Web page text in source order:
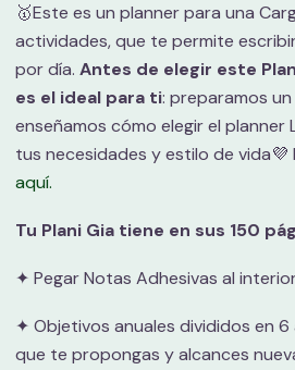
🥇Este es un planner para una
actividades, que te permite
por día. Antes de elegir este
es el ideal para ti: preparamos
enseñamos cómo elegir el planner
tus necesidades y estilo de vida💜
aquí.
Tu Plani Gia tiene en sus 150
✦ Pegar Notas Adhesivas al
✦ Objetivos anuales divididos en
que te propongas y alcances